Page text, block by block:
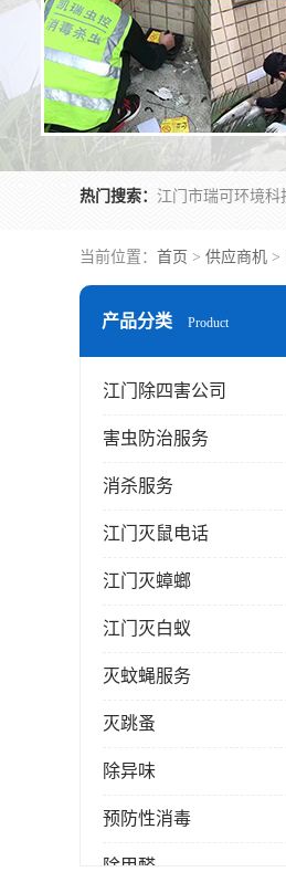
热门搜索：
当前位置： 首页 > 供应商机 >
产品分类 Product
江门除四害公司
害虫防治服务
消杀服务
江门灭鼠电话
江门灭蟑螂
江门灭白蚁
灭蚊蝇服务
灭跳蚤
除异味
预防性消毒
除甲醛